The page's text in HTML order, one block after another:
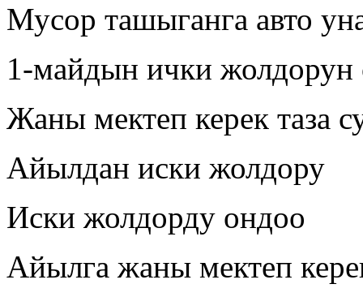
Мусор ташыганга авто
1-майдын ички жолдорун
Жаны мектеп керек таза
Айылдан иски жолдору
Иски жолдорду ондоо
Айылга жаны мектеп